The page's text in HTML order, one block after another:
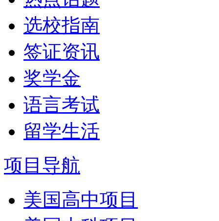
选校指南
签证资讯
奖学金
语言考试
留学生活
项目导航
美国高中项目